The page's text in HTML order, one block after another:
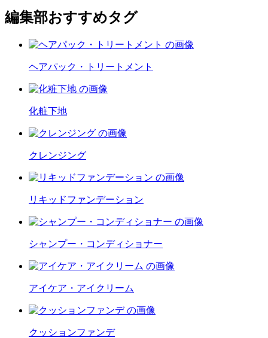
編集部おすすめタグ
ヘアパック・トリートメント
化粧下地
クレンジング
リキッドファンデーション
シャンプー・コンディショナー
アイケア・アイクリーム
クッションファンデ